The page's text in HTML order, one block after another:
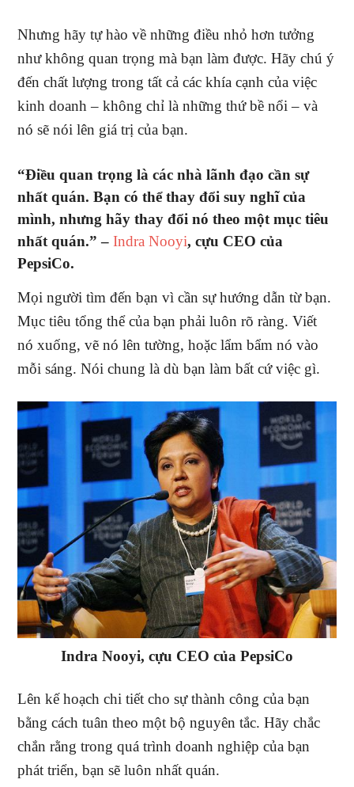
Nhưng hãy tự hào về những điều nhỏ hơn tưởng
như không quan trọng mà bạn làm được. Hãy chú ý
đến chất lượng trong tất cả các khía cạnh của việc
kinh doanh – không chỉ là những thứ bề nổi – và
nó sẽ nói lên giá trị của bạn.
“Điều quan trọng là các nhà lãnh đạo cần sự
nhất quán. Bạn có thể thay đổi suy nghĩ của
mình, nhưng hãy thay đổi nó theo một mục tiêu
nhất quán.” –Indra Nooyi, cựu CEO của
PepsiCo.
Mọi người tìm đến bạn vì cần sự hướng dẫn từ bạn.
Mục tiêu tổng thể của bạn phải luôn rõ ràng. Viết
nó xuống, vẽ nó lên tường, hoặc lẩm bẩm nó vào
mỗi sáng. Nói chung là dù bạn làm bất cứ việc gì.
Indra Nooyi, cựu CEO của PepsiCo
Lên kế hoạch chi tiết cho sự thành công của bạn
bằng cách tuân theo một bộ nguyên tắc. Hãy chắc
chắn rằng trong quá trình doanh nghiệp của bạn
phát triển, bạn sẽ luôn nhất quán.